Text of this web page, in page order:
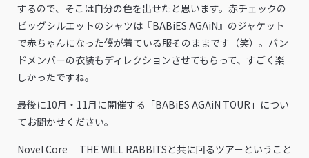
するので、そこは自分の色を出せたと思います。赤チェックの
ビッグシルエットのシャツは『BABiES AGAiN』のジャケット
で赤ちゃんになった僕が着ている服そのままです（笑）。バン
ドメンバーの衣装もディレクションさせてもらって、すごく楽
しかったですね。
――最後に10月・11月に開催する「BABiES AGAiN TOUR」につい
てお聞かせください。
Novel Core THE WILL RABBITSと共に回るツアーということ